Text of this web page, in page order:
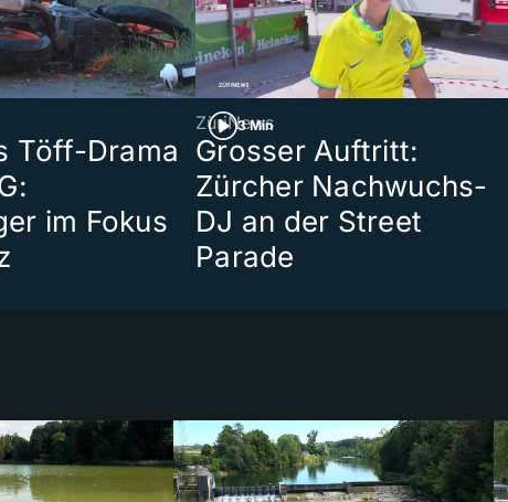
Töff-Drama
im Fokus
3 Min
ZüriNews
Grosser Auftritt:
Zürcher Nachwuchs-
DJ an der Street
Parade